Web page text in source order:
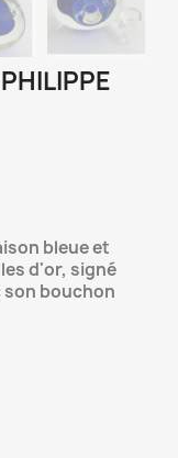
bleue et
d'or, signé
son bouchon